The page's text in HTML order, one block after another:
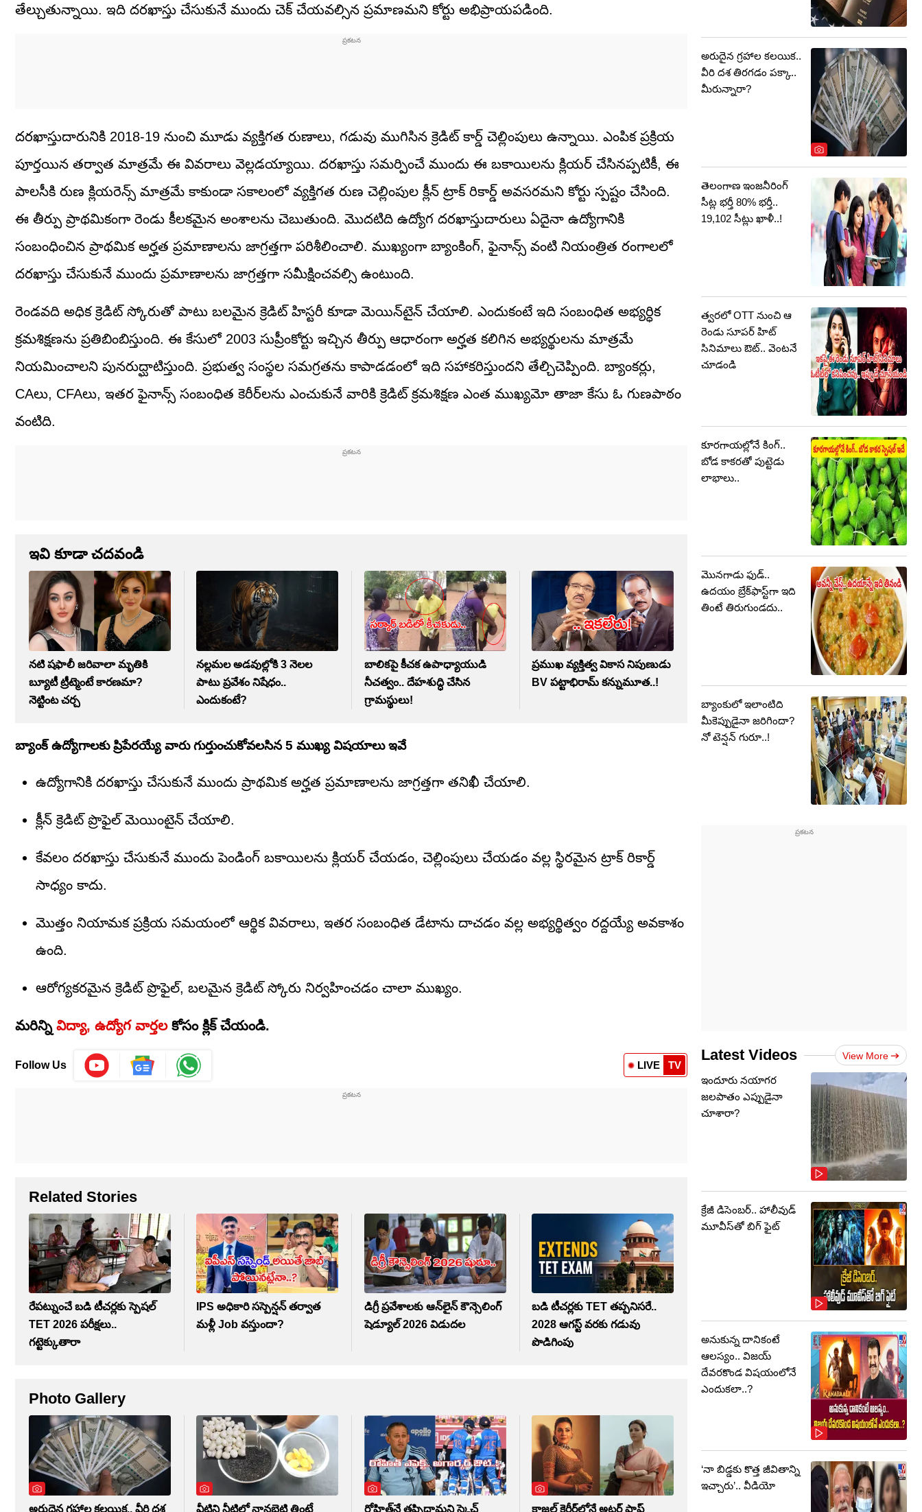
తేల్చుతున్నాయి. ఇది దరఖాస్తు చేసుకునే ముందు చెక్‌ చేయవల్సిన ప్రమాణమని కోర్టు అభిప్రాయపడింది.
దరఖాస్తుదారునికి 2018-19 నుంచి మూడు వ్యక్తిగత రుణాలు, గడువు ముగిసిన క్రెడిట్ కార్డ్ చెల్లింపులు ఉన్నాయి. ఎంపిక ప్రక్రియ
పూర్తయిన తర్వాత మాత్రమే ఈ వివరాలు వెల్లడయ్యాయి. దరఖాస్తు సమర్పించే ముందు ఈ బకాయిలను క్లియర్ చేసినప్పటికీ, ఈ
పాలసీకి రుణ క్లియరెన్స్ మాత్రమే కాకుండా సకాలంలో వ్యక్తిగత రుణ చెల్లింపుల క్లీన్ ట్రాక్ రికార్డ్ అవసరమని కోర్టు స్పష్టం చేసింది.
ఈ తీర్పు ప్రాథమికంగా రెండు కీలకమైన అంశాలను చెబుతుంది. మొదటిది ఉద్యోగ దరఖాస్తుదారులు ఏదైనా ఉద్యోగానికి
సంబంధించిన ప్రాథమిక అర్హత ప్రమాణాలను జాగ్రత్తగా పరిశీలించాలి. ముఖ్యంగా బ్యాంకింగ్, ఫైనాన్స్ వంటి నియంత్రిత రంగాలలో
దరఖాస్తు చేసుకునే ముందు ప్రమాణాలను జాగ్రత్తగా సమీక్షించవల్సి ఉంటుంది.
రెండవది అధిక క్రెడిట్ స్కోరుతో పాటు బలమైన క్రెడిట్ హిస్టరీ కూడా మెయిన్‌టైన్‌ చేయాలి. ఎందుకంటే ఇది సంబంధిత అభ్యర్ధిక
క్రమశిక్షణను ప్రతిబింబిస్తుంది. ఈ కేసులో 2003 సుప్రీంకోర్టు ఇచ్చిన తీర్పు ఆధారంగా అర్హత కలిగిన అభ్యర్థులను మాత్రమే
నియమించాలని పునరుద్ఘాటిస్తుంది. ప్రభుత్వ సంస్థల సమగ్రతను కాపాడడంలో ఇది సహాకరిస్తుందని తేల్చిచెప్పింది. బ్యాంకర్లు,
CAలు, CFAలు, ఇతర ఫైనాన్స్ సంబంధిత కెరీర్‌లను ఎంచుకునే వారికి క్రెడిట్ క్రమశిక్షణ ఎంత ముఖ్యమో తాజా కేసు ఓ గుణపాఠం
వంటిది.
ఇవి కూడా చదవండి
నటి షఫాలీ జరివాలా మృతికి
బ్యూటీ ట్రీట్మెంటే కారణమా?
నెట్టింట చర్చ
నల్లమల అడవుల్లోకి 3 నెలల
పాటు ప్రవేశం నిషేధం..
ఎందుకంటే?
బాలికపై కీచక ఉపాధ్యాయుడి
నీచత్వం.. దేహశుద్ధి చేసిన
గ్రామస్థులు!
ప్రముఖ వ్యక్తిత్వ వికాస నిపుణుడు
BV పట్టాభిరామ్‌ కన్నుమూత..!
బ్యాంక్ ఉద్యోగాలకు ప్రిపేరయ్యే వారు గుర్తుంచుకోవలసిన 5 ముఖ్య విషయాలు ఇవే
ఉద్యోగానికి దరఖాస్తు చేసుకునే ముందు ప్రాథమిక అర్హత ప్రమాణాలను జాగ్రత్తగా తనిఖీ చేయాలి.
క్లీన్ క్రెడిట్ ప్రొఫైల్ మెయింటైన్‌ చేయాలి.
కేవలం దరఖాస్తు చేసుకునే ముందు పెండింగ్ బకాయిలను క్లియర్ చేయడం, చెల్లింపులు చేయడం వల్ల స్థిరమైన ట్రాక్ రికార్డ్‌
సాధ్యం కాదు.
మొత్తం నియామక ప్రక్రియ సమయంలో ఆర్థిక వివరాలు, ఇతర సంబంధిత డేటాను దాచడం వల్ల అభ్యర్థిత్వం రద్దయ్యే అవకాశం
ఉంది.
ఆరోగ్యకరమైన క్రెడిట్ ప్రొఫైల్, బలమైన క్రెడిట్ స్కోరు నిర్వహించడం చాలా ముఖ్యం.
మరిన్ని విద్యా, ఉద్యోగ వార్తలకోసం క్లిక్‌ చేయండి.
Follow Us LIVE TV
Related Stories
రేపట్నుంచే బడి టీచర్లకు స్పెషల్
TET 2026 పరీక్షలు..
గట్టెక్కుతారా
IPS అధికారి సస్పెన్షన్ తర్వాత
మళ్లీ Job వస్తుందా?
డిగ్రీ ప్రవేశాలకు ఆన్‌లైన్ కౌన్సెలింగ్
షెడ్యూల్ 2026 విడుదల
బడి టీచర్లకు TET తప్పనిసరే..
2028 ఆగస్ట్‌ వరకు గడువు
పొడిగింపు
Photo Gallery
అరుదైన గ్రహాల కలయిక.. వీరి దశ వీటిని నీటిలో నానబెట్టి తింటే రోహిత్‌నే తప్పిద్దామని స్కెచ్ కాజల్ కెరీర్‏లోనే అట్టర్ ప్లాప్
అరుదైన గ్రహాల కలయిక..
వీరి దశ తిరగడం పక్కా..
మీరున్నారా?
తెలంగాణ ఇంజనీరింగ్
సీట్ల భర్తీ 80% భర్తీ..
19,102 సీట్లు ఖాళీ..!
త్వరలో OTT నుంచి ఆ
రెండు సూపర్ హిట్
సినిమాలు ఔట్.. వెంటనే
చూడండి
కూరగాయల్లోనే కింగ్..
బోడ కాకరతో పుట్టెడు
లాభాలు..
మొనగాడు ఫుడ్..
ఉదయం బ్రేక్‌ఫాస్ట్‌గా ఇది
తింటే తిరుగుండదు..
బ్యాంకులో ఇలాంటిది
మీకెప్పుడైనా జరిగిందా?
నో టెన్షన్ గురూ..!
Latest Videos View More
ఇందూరు నయాగర
జలపాతం ఎప్పుడైనా
చూశారా?
క్రేజీ డిసెంబర్‌.. హాలీవుడ్
మూవీస్‌తో బిగ్ ఫైట్‌
అనుకున్న దానికంటే
ఆలస్యం.. విజయ్
దేవరకొండ విషయంలోనే
ఎందుకలా..?
‘నా బిడ్డకు కొత్త జీవితాన్ని
ఇచ్చారు’.. వీడియో